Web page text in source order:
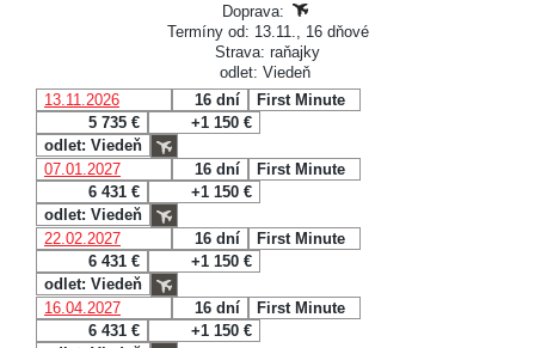
Doprava:
Termíny od: 13.11., 16 dňové
Strava: raňajky
odlet: Viedeň
13.11.2026
16 dní
First Minute
5 735 €
+1 150 €
odlet: Viedeň
07.01.2027
16 dní
First Minute
6 431 €
+1 150 €
odlet: Viedeň
22.02.2027
16 dní
First Minute
6 431 €
+1 150 €
odlet: Viedeň
16.04.2027
16 dní
First Minute
6 431 €
+1 150 €